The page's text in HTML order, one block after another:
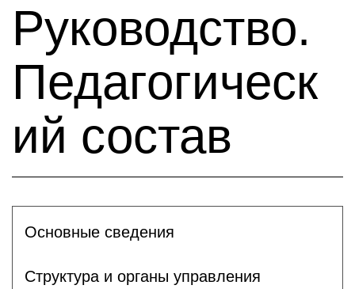
Руководство.
Педагогическ
ий состав
Основные сведения
Структура и органы управления